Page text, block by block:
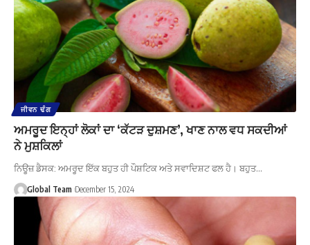
ਜੀਵਨ ਢੰਗ
ਅਮਰੂਦ ਇਨ੍ਹਾਂ ਲੋਕਾਂ ਦਾ ‘ਕੱਟੜ ਦੁਸ਼ਮਣ’, ਖਾਣ ਨਾਲ ਵਧ ਸਕਦੀਆਂ
ਨੇ ਮੁਸ਼ਕਿਲਾਂ
ਨਿਊਜ਼ ਡੈਸਕ: ਅਮਰੂਦ ਇੱਕ ਬਹੁਤ ਹੀ ਪੌਸ਼ਟਿਕ ਅਤੇ ਸਵਾਦਿਸ਼ਟ ਫਲ ਹੈ। ਬਹੁਤ…
Global Team December 15, 2024